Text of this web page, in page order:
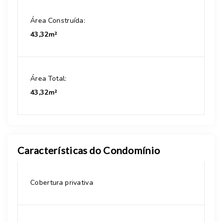
Área Construída:
43,32m²
Área Total:
43,32m²
Características do Condomínio
Cobertura privativa